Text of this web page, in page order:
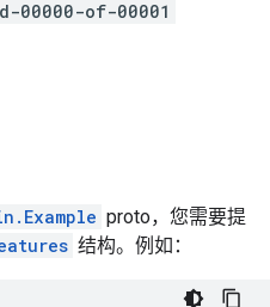
of-00001
proto，您需要提
结构。例如：